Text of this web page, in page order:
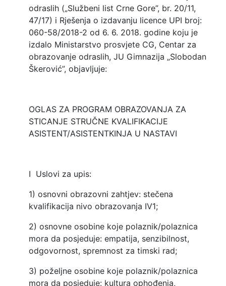
odraslih („Službeni list Crne Gore”, br. 20/11,
47/17) i Rješenja o izdavanju licence UPI broj:
060-58/2018-2 od 6. 6. 2018. godine koju je
izdalo Ministarstvo prosvjete CG, Centar za
obrazovanje odraslih, JU Gimnazija „Slobodan
Škerović”, objavljuje:
OGLAS ZA PROGRAM OBRAZOVANJA ZA
STICANJE STRUČNE KVALIFIKACIJE
ASISTENT/ASISTENTKINJA U NASTAVI
I Uslovi za upis:
1) osnovni obrazovni zahtjev: stečena
kvalifikacija nivo obrazovanja IV1;
2) osnovne osobine koje polaznik/polaznica
mora da posjeduje: empatija, senzibilnost,
odgovornost, spremnost za timski rad;
3) poželjne osobine koje polaznik/polaznica
mora da posjeduje: kultura ophođenja,